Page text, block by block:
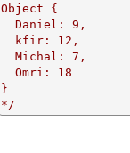
Object {
  Daniel: 9,
  Michal: 7,
  Omri: 18
}
*/